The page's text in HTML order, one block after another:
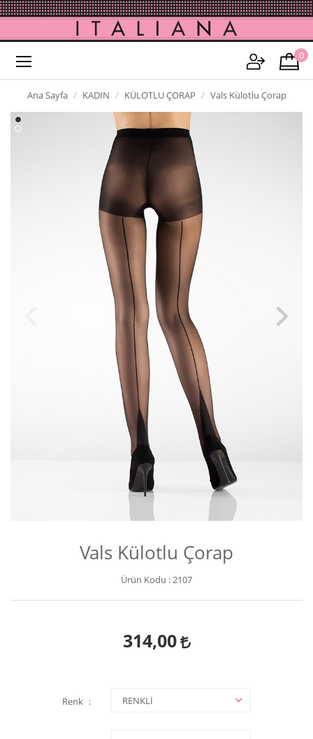
0
Ana Sayfa KADIN KÜLOTLU ÇORAP Vals Külotlu Çorap
Vals Külotlu Çorap
Ürün Kodu :2107
314,00
Renk